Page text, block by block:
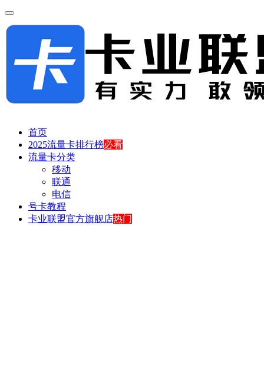
首页
2025流量卡排行榜必看
流量卡分类
移动
联通
电信
号卡教程
卡业联盟官方旗舰店热门